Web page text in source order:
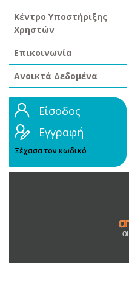
Κέντρο Υποστήριξης
Χρηστών
Επικοινωνία
Ανοικτά Δεδομένα
Είσοδος
Εγγραφή
Ξέχασα τον κωδικό